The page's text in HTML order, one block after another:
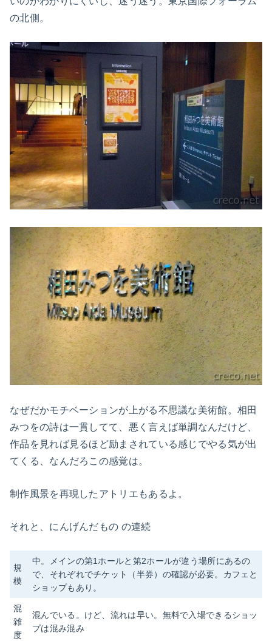
の北側。
なぜだかモチベーションが上がる不思議な美術館。相田
みつをの詩は一貫してて、悪く言えば単調なんだけど、
作品を見れば見るほど励まされている感じでやる気が出
てくる、なんだろこの感覚は。
制作風景を再現したアトリエもあるよ。
それと、にんげんだもの の連続
規
模
中。メインの第1ホールと第2ホールが違う場所にあるの
で、それぞれでチケット（半券）の確認が必要。カフェと
ショップもあり。
混
雑
度
混んでいる。けど、流れは早い。無料で入場できるショッ
プは混み混み